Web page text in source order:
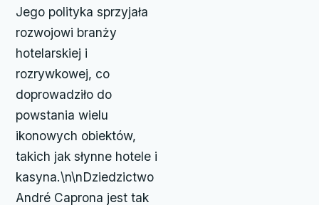
Jego polityka sprzyjała
rozwojowi branży
hotelarskiej i
rozrywkowej, co
doprowadziło do
powstania wielu
ikonowych obiektów,
takich jak słynne hotele i
kasyna.\n\nDziedzictwo
André Caprona jest tak